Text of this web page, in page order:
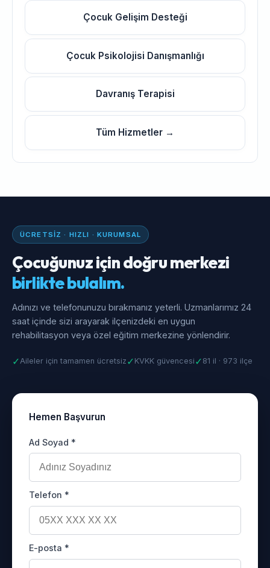
Çocuk Gelişim Desteği
Çocuk Psikolojisi Danışmanlığı
Davranış Terapisi
Tüm Hizmetler →
ÜCRETSIZ · HIZLI · KURUMSAL
Çocuğunuz için doğru merkezi
birlikte bulalım.
Adınızı ve telefonunuzu bırakmanız yeterli. Uzmanlarımız 24
saat içinde sizi arayarak ilçenizdeki en uygun
rehabilitasyon veya özel eğitim merkezine yönlendirir.
✓Aileler için tamamen ücretsiz ✓ KVKK güvencesi ✓ 81 il · 973 ilçe
Hemen Başvurun
Ad Soyad *
Telefon *
E-posta *